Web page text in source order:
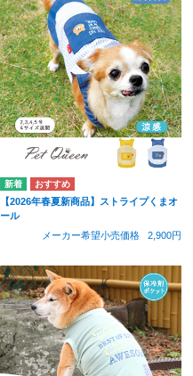
【2026年春夏新商品】ストライプくまオ
ール
メーカー希望小売価格
2,900円